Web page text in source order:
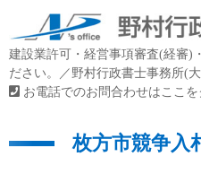
建設業許可・経営事項審査(経審)
ださい。／野村行政書士事務所(
お電話でのお問合わせはここを
枚方市競争入